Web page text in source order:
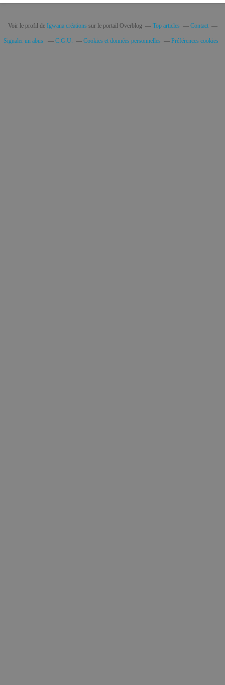
Voir le profil de Igwana créationssur le portail Overblog Top articles Contact
Signaler un abus C.G.U. Cookies et données personnelles Préférences cookies